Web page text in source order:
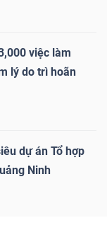
việc làm
lý do trì hoãn
dự án Tổ hợp
Ninh